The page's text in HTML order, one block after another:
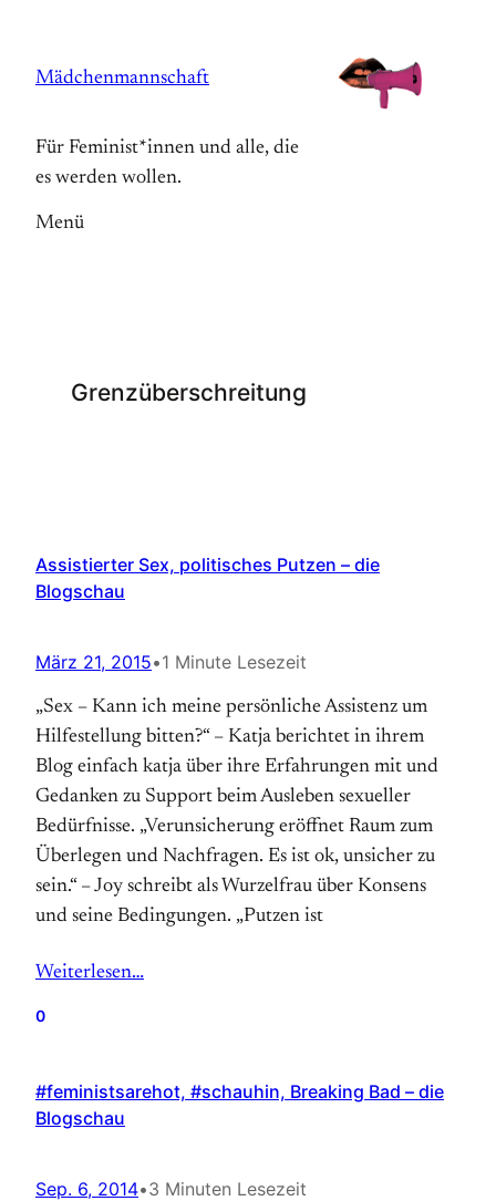
springen
Mädchenmannschaft
Für Feminist*innen und alle, die
es werden wollen.
Menü
Grenzüberschreitung
Assistierter Sex, politisches Putzen – die
Blogschau
März 21, 2015•1 Minute Lesezeit
„Sex – Kann ich meine persönliche Assistenz um
Hilfestellung bitten?“ – Katja berichtet in ihrem
Blog einfach katja über ihre Erfahrungen mit und
Gedanken zu Support beim Ausleben sexueller
Bedürfnisse. „Verunsicherung eröffnet Raum zum
Überlegen und Nachfragen. Es ist ok, unsicher zu
sein.“ – Joy schreibt als Wurzelfrau über Konsens
und seine Bedingungen. „Putzen ist
Weiterlesen…
0
#feministsarehot, #schauhin, Breaking Bad – die
Blogschau
Sep. 6, 2014•3 Minuten Lesezeit